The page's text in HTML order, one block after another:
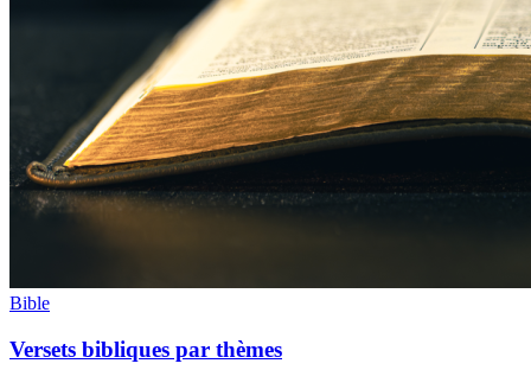
Bible
Versets bibliques par thèmes